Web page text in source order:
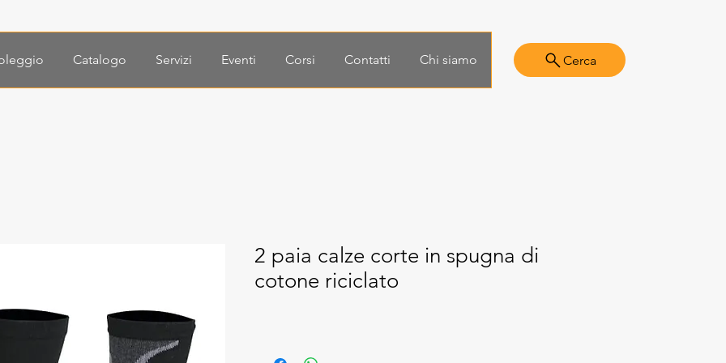
Catalogo Servizi Eventi Corsi Contatti Chi siamo Cerca
2 paia calze corte in spugna di
cotone riciclato